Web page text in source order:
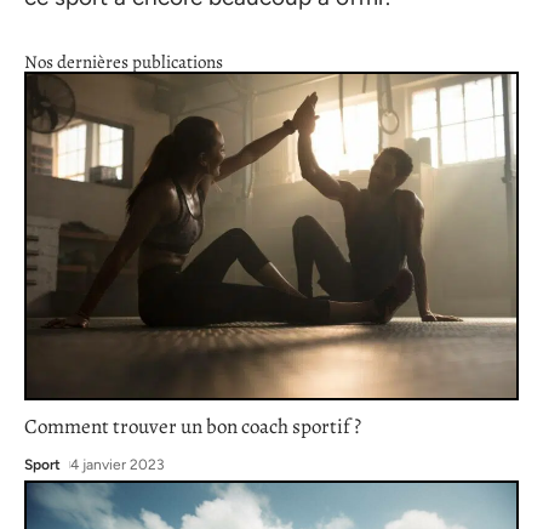
Nos dernières publications
Comment trouver un bon coach sportif ?
Sport 4 janvier 2023